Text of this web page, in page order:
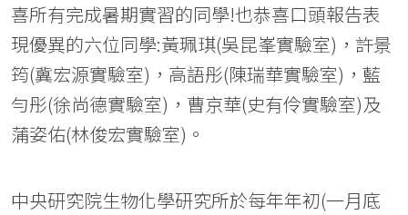
喜所有完成暑期實習的同學!也恭喜口頭報告表
現優異的六位同學:黃珮琪(吳昆峯實驗室)，許景
筠(冀宏源實驗室)，高語彤(陳瑞華實驗室)，藍
勻彤(徐尚德實驗室)，曹京華(史有伶實驗室)及
蒲姿佑(林俊宏實驗室)。
中央研究院生物化學研究所於每年年初(一月底